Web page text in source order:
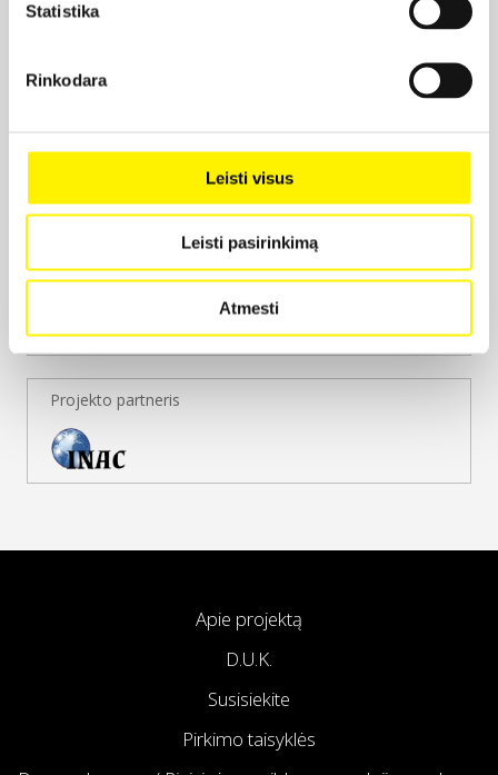
Statistika
Rinkodara
Leisti visus
Leisti pasirinkimą
Atmesti
Projekto partneris
Projekto partneris
Projekto partneris
Apie projektą
D.U.K.
Susisiekite
Pirkimo taisyklės